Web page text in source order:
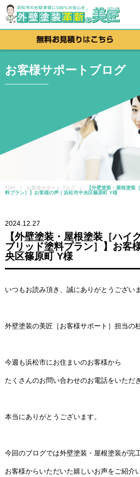
お客様サポートブログ
TOP / お客様サポートブログ /
【外壁塗装・屋根塗装
料プラン］】お客様の声｜浜松市中央区篠原町 Y様
2024.12.27
【外壁塗装・屋根塗装［ハイ
ブリッド塗料プラン］】お客
央区篠原町 Y様
いつもお読み頂き、誠にありがとうございま
外壁塗装の美匠［お客様サポート］担当の
今週も浜松市にお住まいのお客様から
たくさんのお問い合わせのお電話をいただ
本当にありがとうございます。
今回のブログでは外壁塗装・屋根塗装が完
お客様からいただいた嬉しいお声をご紹介